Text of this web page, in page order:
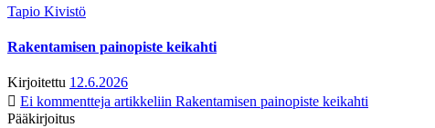
Tapio Kivistö
Rakentamisen painopiste keikahti
Kirjoitettu 12.6.2026
Ei kommentteja artikkeliin Rakentamisen painopiste keikahti
Pääkirjoitus